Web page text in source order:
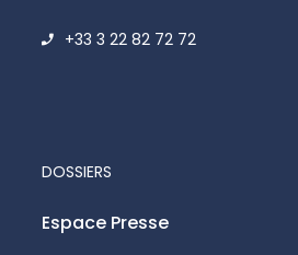
+33 3 22 82 72 72
DOSSIERS
Espace Presse